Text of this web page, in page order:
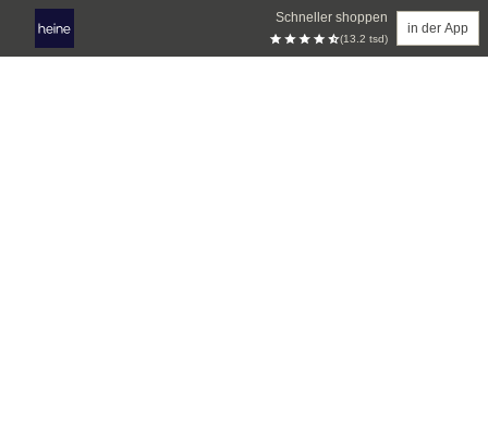
Schneller shoppen
(13.2 tsd)
in der App